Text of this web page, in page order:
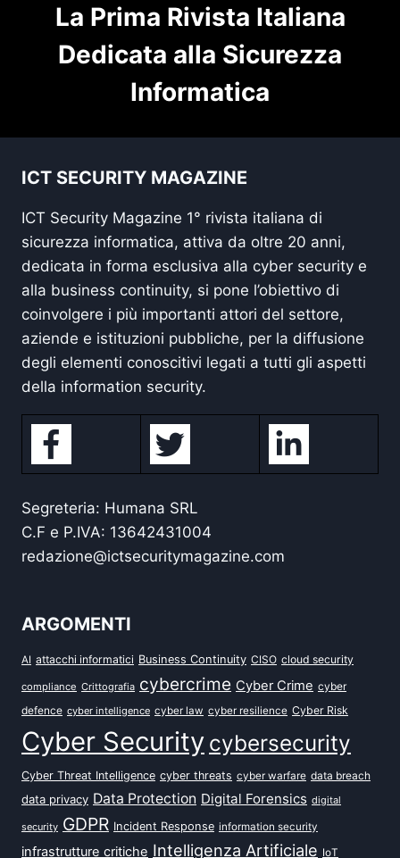
La Prima Rivista Italiana
Dedicata alla Sicurezza
Informatica
ICT SECURITY MAGAZINE
ICT Security Magazine 1° rivista italiana di
sicurezza informatica, attiva da oltre 20 anni,
dedicata in forma esclusiva alla cyber security e
alla business continuity, si pone l’obiettivo di
coinvolgere i più importanti attori del settore,
aziende e istituzioni pubbliche, per la diffusione
degli elementi conoscitivi legati a tutti gli aspetti
della information security.
Segreteria: Humana SRL
C.F e P.IVA: 13642431004
redazione@ictsecuritymagazine.com
ARGOMENTI
AI attacchi informatici Business Continuity CISO cloud security
compliance Crittografia cybercrime Cyber Crime cyber
defence cyber intelligence cyber law cyber resilience Cyber Risk
Cyber Security cybersecurity
Cyber Threat Intelligence cyber threats cyber warfare data breach
data privacy Data Protection Digital Forensics digital
security GDPR Incident Response information security
infrastrutture critiche Intelligenza Artificiale IoT